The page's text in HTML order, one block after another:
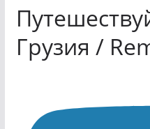
Грузия /